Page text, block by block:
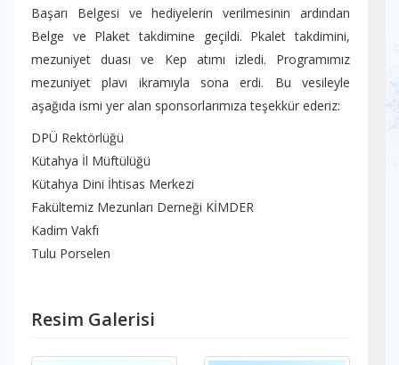
Başarı Belgesi ve hediyelerin verilmesinin ardından
Belge ve Plaket takdimine geçildi. Pkalet takdimini,
mezuniyet duası ve Kep atımı izledi. Programımız
mezuniyet plavı ikramıyla sona erdi. Bu vesileyle
aşağıda ismi yer alan sponsorlarımıza teşekkür ederiz:
DPÜ Rektörlüğü
Kütahya İl Müftülüğü
Kütahya Dini İhtisas Merkezi
Fakültemiz Mezunları Derneği KİMDER
Kadim Vakfı
Tulu Porselen
Resim Galerisi